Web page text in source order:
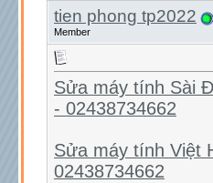
tien phong tp2022
Member
Sửa máy tính Sài
- 02438734662
Sửa máy tính Việt
02438734662